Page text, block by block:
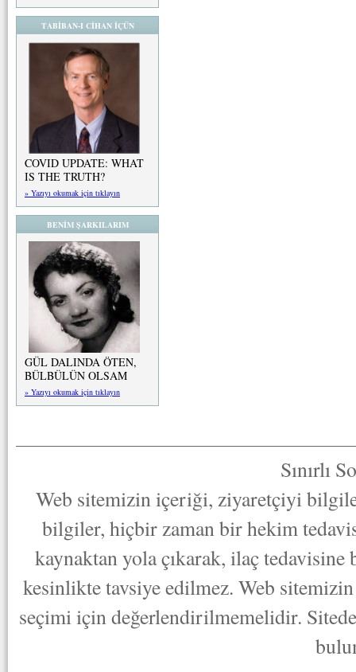
TABİBAN-I CİHAN İÇÜN
COVID UPDATE: WHAT
IS THE TRUTH?
» Yazıyı okumak için tıklayın
BENİM ŞARKILARIM
GÜL DALINDA ÖTEN,
BÜLBÜLÜN OLSAM
» Yazıyı okumak için tıklayın
Sınırlı
Web sitemizin içeriği, ziyaretçiyi
bilgiler, hiçbir zaman bir hekim
kaynaktan yola çıkarak, ilaç
kesinlikte tavsiye edilmez. Web
seçimi için değerlendirilmemelidir.